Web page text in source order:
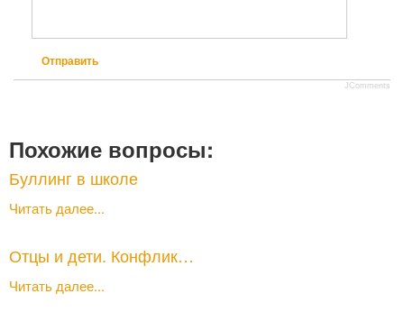
Отправить
JComments
Похожие вопросы:
Буллинг в школе
Читать далее...
Отцы и дети. Конфлик…
Читать далее...